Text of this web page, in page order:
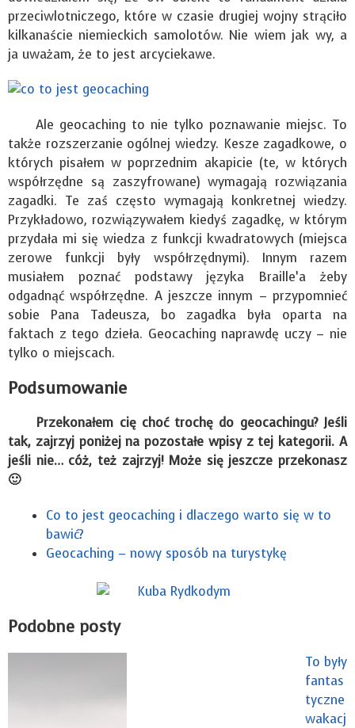
przeciwlotniczego, które w czasie drugiej wojny strąciło
kilkanaście niemieckich samolotów. Nie wiem jak wy, a
ja uważam, że to jest arcyciekawe.
Ale geocaching to nie tylko poznawanie miejsc. To
także rozszerzanie ogólnej wiedzy. Kesze zagadkowe, o
których pisałem w poprzednim akapicie (te, w których
współrzędne są zaszyfrowane) wymagają rozwiązania
zagadki. Te zaś często wymagają konkretnej wiedzy.
Przykładowo, rozwiązywałem kiedyś zagadkę, w którym
przydała mi się wiedza z funkcji kwadratowych (miejsca
zerowe funkcji były współrzędnymi). Innym razem
musiałem poznać podstawy języka Braille’a żeby
odgadnąć współrzędne. A jeszcze innym – przypomnieć
sobie Pana Tadeusza, bo zagadka była oparta na
faktach z tego dzieła. Geocaching naprawdę uczy – nie
tylko o miejscach.
Podsumowanie
Przekonałem cię choć trochę do geocachingu? Jeśli
tak, zajrzyj poniżej na pozostałe wpisy z tej kategorii. A
jeśli nie… cóż, też zajrzyj! Może się jeszcze przekonasz
🙂
Co to jest geocaching i dlaczego warto się w to
bawić?
Geocaching – nowy sposób na turystykę
Podobne posty
To były
fantas
tyczne
wakacj